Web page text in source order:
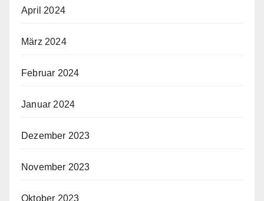
April 2024
März 2024
Februar 2024
Januar 2024
Dezember 2023
November 2023
Oktober 2023